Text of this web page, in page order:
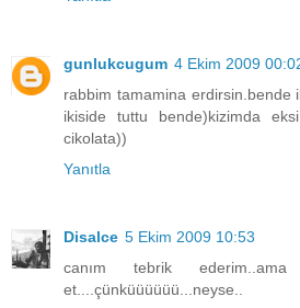
gunlukcugum 4 Ekim 2009
rabbim tamamina erdirsin.bende
ikiside tuttu bende)kizimda
cikolata))
Yanıtla
Disalce 5 Ekim 2009 10:53
canım tebrik
et....çünküüüüüü...neyse..